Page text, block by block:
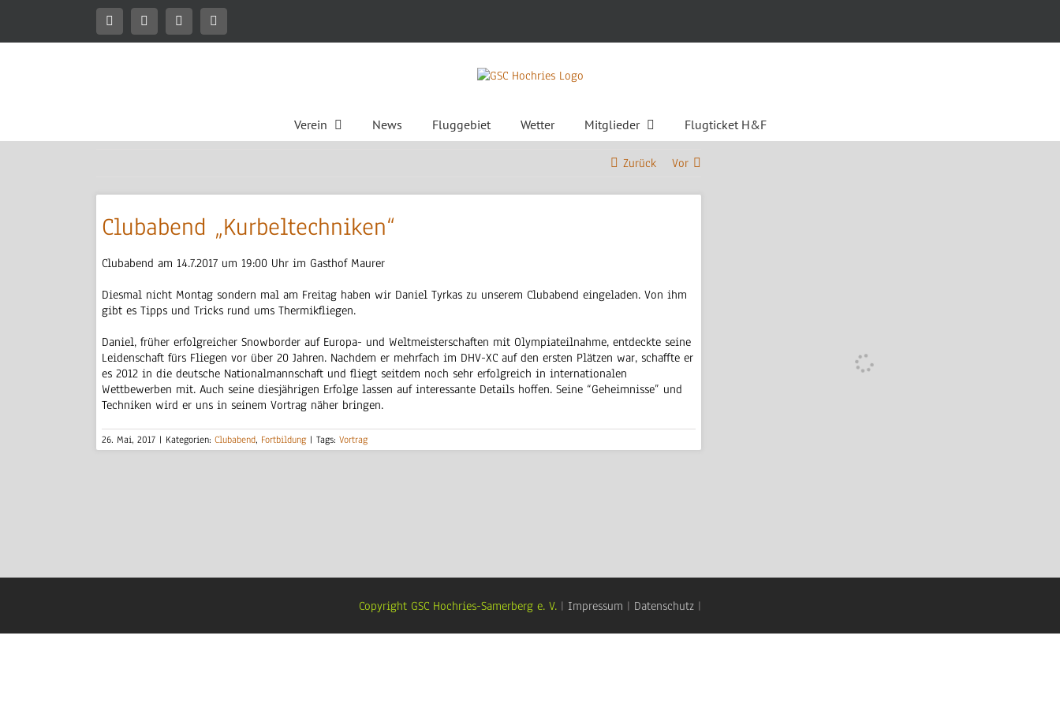
springen
FacebookInstagramWhatsAppMitgliederbereich
Verein News Fluggebiet Wetter Mitglieder Flugticket H&F
Zurück Vor
Clubabend „Kurbeltechniken“
Clubabend am 14.7.2017 um 19:00 Uhr im Gasthof Maurer
Diesmal nicht Montag sondern mal am Freitag haben wir Daniel Tyrkas zu unserem Clubabend eingeladen. Von ihm
gibt es Tipps und Tricks rund ums Thermikfliegen.
Daniel, früher erfolgreicher Snowborder auf Europa- und Weltmeisterschaften mit Olympiateilnahme, entdeckte seine
Leidenschaft fürs Fliegen vor über 20 Jahren. Nachdem er mehrfach im DHV-XC auf den ersten Plätzen war, schaffte er
es 2012 in die deutsche Nationalmannschaft und fliegt seitdem noch sehr erfolgreich in internationalen
Wettbewerben mit. Auch seine diesjährigen Erfolge lassen auf interessante Details hoffen. Seine “Geheimnisse” und
Techniken wird er uns in seinem Vortrag näher bringen.
26. Mai, 2017 | Kategorien: Clubabend, Fortbildung | Tags: Vortrag
Copyright GSC Hochries-Samerberg e. V. | Impressum | Datenschutz |